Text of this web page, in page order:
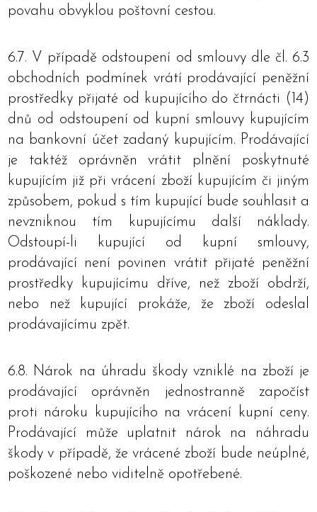
povahu obvyklou poštovní cestou.
6.7. V případě odstoupení od smlouvy dle čl. 6.3
obchodních podmínek vrátí prodávající peněžní
prostředky přijaté od kupujícího do čtrnácti (14)
dnů od odstoupení od kupní smlouvy kupujícím
na bankovní účet zadaný kupujícím. Prodávající
je taktéž oprávněn vrátit plnění poskytnuté
kupujícím již při vrácení zboží kupujícím či jiným
způsobem, pokud s tím kupující bude souhlasit a
nevzniknou tím kupujícímu další náklady.
Odstoupí-li kupující od kupní smlouvy,
prodávající není povinen vrátit přijaté peněžní
prostředky kupujícímu dříve, než zboží obdrží,
nebo než kupující prokáže, že zboží odeslal
prodávajícímu zpět.
6.8. Nárok na úhradu škody vzniklé na zboží je
prodávající oprávněn jednostranně započíst
proti nároku kupujícího na vrácení kupní ceny.
Prodávající může uplatnit nárok na náhradu
škody v případě, že vrácené zboží bude neúplné,
poškozené nebo viditelně opotřebené.